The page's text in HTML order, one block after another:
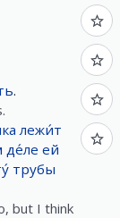
.
лежи́т
де́ле ей
трубы
but I think